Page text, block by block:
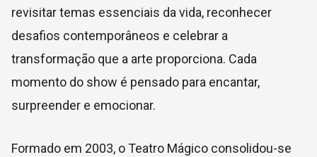
revisitar temas essenciais da vida, reconhecer
desafios contemporâneos e celebrar a
transformação que a arte proporciona. Cada
momento do show é pensado para encantar,
surpreender e emocionar.
Formado em 2003, o Teatro Mágico consolidou-se